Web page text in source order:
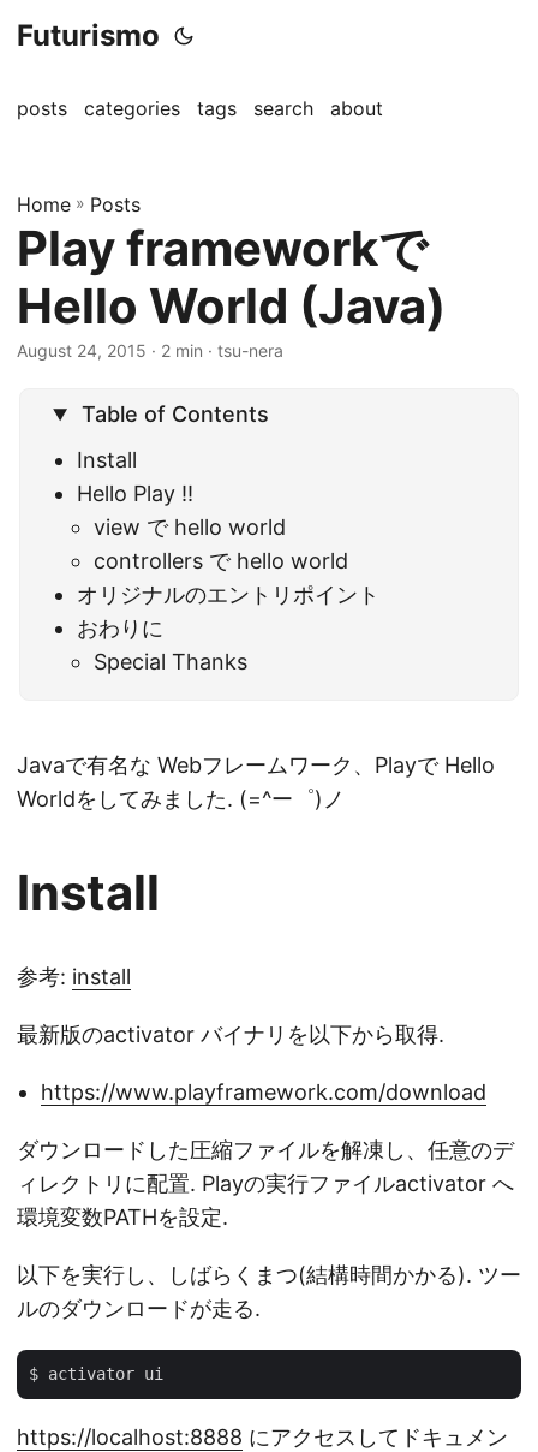
Futurismo
posts categories tags search about
Home » Posts
Play frameworkで
Hello World (Java)
August 24, 2015 · 2 min · tsu-nera
Table of Contents
Install
Hello Play !!
view で hello world
controllers で hello world
オリジナルのエントリポイント
おわりに
Special Thanks
Javaで有名な Webフレームワーク、Playで Hello
Worldをしてみました. (=^ー゜)ノ
Install
参考: install
最新版のactivator バイナリを以下から取得.
https://www.playframework.com/download
ダウンロードした圧縮ファイルを解凍し、任意のデ
ィレクトリに配置. Playの実行ファイルactivator へ
環境変数PATHを設定.
以下を実行し、しばらくまつ(結構時間かかる). ツー
ルのダウンロードが走る.
https://localhost:8888 にアクセスしてドキュメン